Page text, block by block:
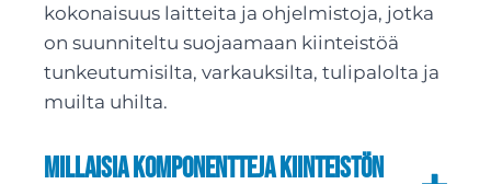
kokonaisuus laitteita ja ohjelmistoja, jotka
on suunniteltu suojaamaan kiinteistöä
tunkeutumisilta, varkauksilta, tulipalolta ja
muilta uhilta.
Millaisia komponentteja kiinteistön